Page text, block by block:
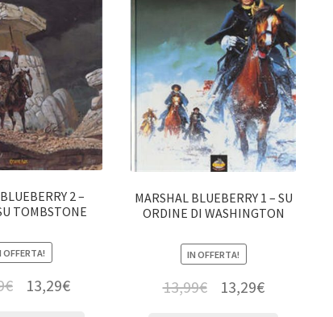
2 –
TOMBSTONE
OFFERTA!
€ 13,29€
MARSHAL BLUEBERRY 1 – SU
ORDINE DI WASHINGTON
IN OFFERTA!
13,99€ 13,29€